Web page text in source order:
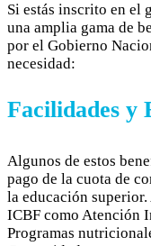
Si estás inscrito en el
una amplia gama de
por el Gobierno
necesidad:
Facilidades y
Algunos de estos
pago de la cuota de
la educación
ICBF como Atención
Programas